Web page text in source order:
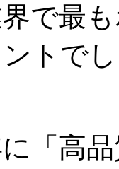
で最
トで
に「高